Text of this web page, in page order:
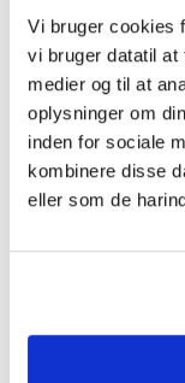
Vi bruger cookies
vi bruger datatil at
medier og til at
oplysninger om
inden for sociale
kombinere disse
eller som de